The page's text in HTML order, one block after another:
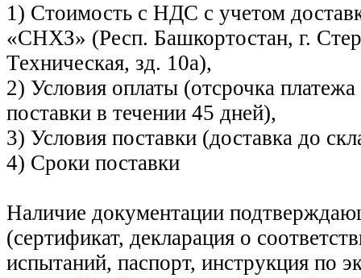
1) Стоимость с НДС с учетом
«СНХЗ» (Респ. Башкортостан, г.
Техническая, зд. 10а),
2) Условия оплаты (отсрочка
поставки в течении 45 дней),
3) Условия поставки (доставка до
4) Сроки поставки
Наличие документации
(сертификат, декларация о
испытаний, паспорт, инструкция по